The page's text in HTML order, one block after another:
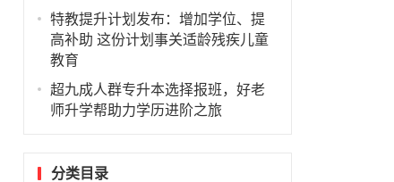
特教提升计划发布：增加学位、提
高补助 这份计划事关适龄残疾儿童
教育
超九成人群专升本选择报班，好老
师升学帮助力学历进阶之旅
分类目录